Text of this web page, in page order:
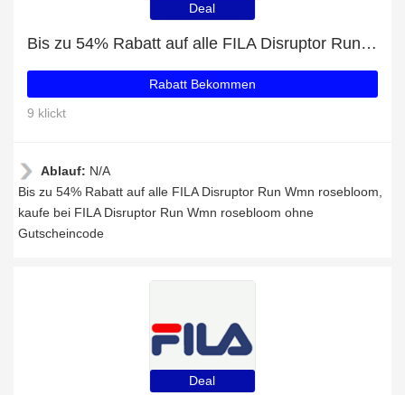
Deal
Bis zu 54% Rabatt auf alle FILA Disruptor Run Wmn rosebloom
Rabatt Bekommen
9 klickt
Ablauf: N/A
Bis zu 54% Rabatt auf alle FILA Disruptor Run Wmn rosebloom,
kaufe bei FILA Disruptor Run Wmn rosebloom ohne
Gutscheincode
Deal